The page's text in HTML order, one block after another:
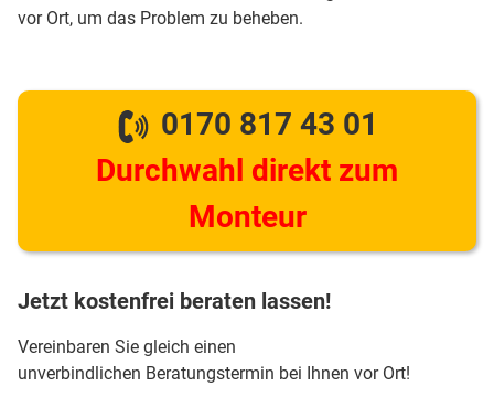
vor Ort, um das Problem zu beheben.
0170 817 43 01
Durchwahl direkt zum
Monteur
Jetzt kostenfrei beraten lassen!
Vereinbaren Sie gleich einen
unverbindlichen Beratungstermin bei Ihnen vor Ort!